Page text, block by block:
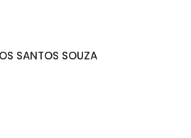
SANTOS SOUZA